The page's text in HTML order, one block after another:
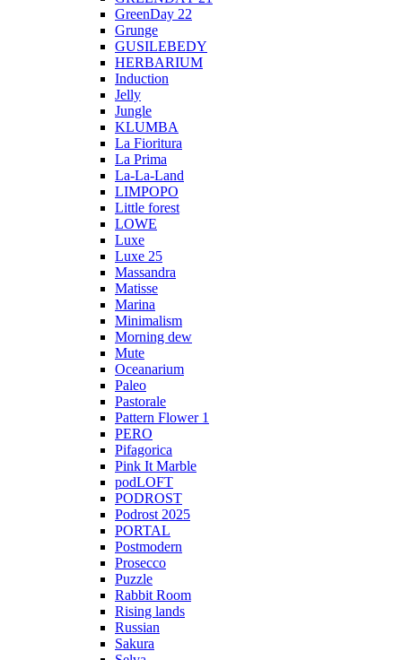
GreenDay 22
Grunge
GUSILEBEDY
HERBARIUM
Induction
Jelly
Jungle
KLUMBA
La Fioritura
La Prima
La-La-Land
LIMPOPO
Little forest
LOWE
Luxe
Luxe 25
Massandra
Matisse
Marina
Minimalism
Morning dew
Mute
Oceanarium
Paleo
Pastorale
Pattern Flower 1
PERO
Pifagorica
Pink It Marble
podLOFT
PODROST
Podrost 2025
PORTAL
Postmodern
Prosecco
Puzzle
Rabbit Room
Rising lands
Russian
Sakura